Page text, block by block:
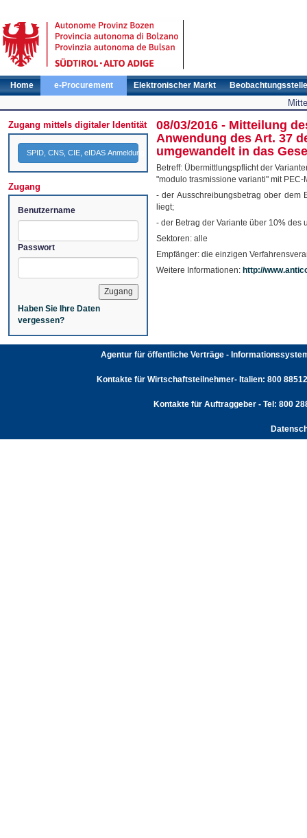
Home e-Procurement Elektronischer Markt Beobachtungsstelle
Zugang mittels digitaler Identität
SPID, CNS, CIE, eIDAS Anmeldung
Zugang
Benutzername
Passwort
Haben Sie Ihre Daten
vergessen?
08/03/2016 - Mitteilung
Anwendung des Art. 37
umgewandelt in das
Betreff: Übermittlungspflicht der
"modulo trasmissione varianti" mit PEC-
- der Ausschreibungsbetrag ober dem
liegt;
- der Betrag der Variante über 10% des
Sektoren: alle
Empfänger: die einzigen
Weitere Informationen: http://
Agentur für öffentliche Verträge -
Kontakte für Wirtschaftsteilnehmer- Italien: 800
Kontakte für Auftraggeber - Tel: 800